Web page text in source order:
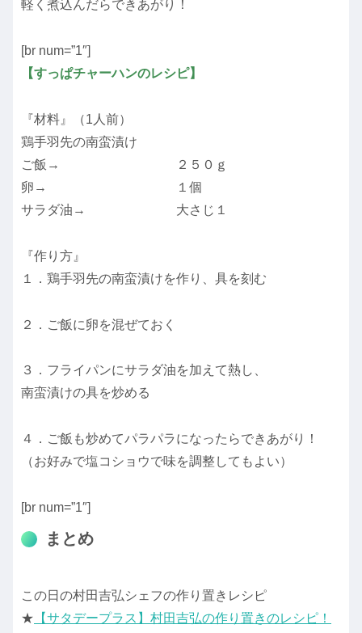
軽く煮込んだらできあがり！
[br num=”1″]
【すっぱチャーハンのレシピ】
『材料』（1人前）
鶏手羽先の南蛮漬け
ご飯→ ２５０ｇ
卵→ １個
サラダ油→ 大さじ１
『作り方』
１．鶏手羽先の南蛮漬けを作り、具を刻む
２．ご飯に卵を混ぜておく
３．フライパンにサラダ油を加えて熱し、
南蛮漬けの具を炒める
４．ご飯も炒めてパラパラになったらできあがり！
（お好みで塩コショウで味を調整してもよい）
[br num=”1″]
まとめ
この日の村田吉弘シェフの作り置きレシピ
★ 【サタデープラス】村田吉弘の作り置きのレシピ！